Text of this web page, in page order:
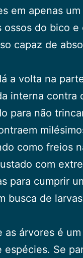
em apenas
do bico e
capaz de
a volta na
interna contra
para não
como freios
com
para cumprir
busca de
árvores é
Se